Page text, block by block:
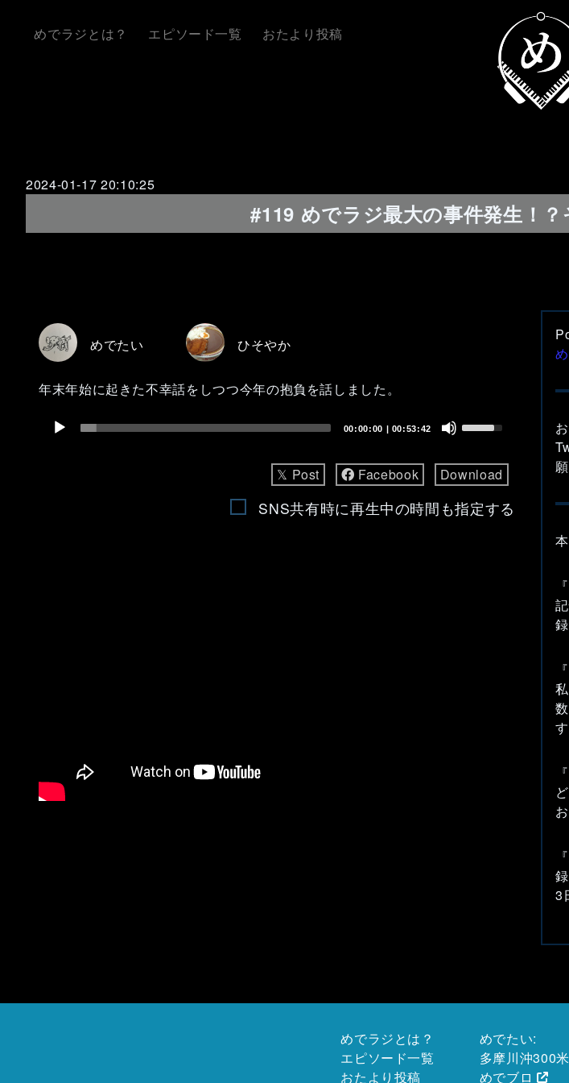
めでラジとは？ エピソード一覧 おたより投稿
2024-01-17 20:10:25
#119 めでラジ最大の事件発生！
めでたい ひそやか
年末年始に起きた不幸話をしつつ今年の抱負を話しました。
Audio
Player
00:00:00 | 00:53:42
keys
increase
𝕏 Post Facebook Download
SNS共有時に再生中の時間も指定する
す
3
めでラジとは？
エピソード一覧
おたより投稿
めでたい:
多摩川沖300
めでブロ